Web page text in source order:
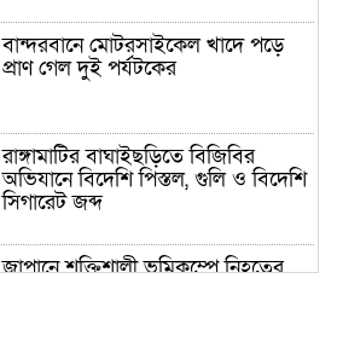
বান্দরবানে মোটরসাইকেল খাদে পড়ে
প্রাণ গেল দুই পর্যটকের
রাঙ্গামাটির বাঘাইছড়িতে বিজিবির
অভিযানে বিদেশি পিস্তল, গুলি ও বিদেশি
সিগারেট জব্দ
জাপানে শক্তিশালী ভূমিকম্পে নিহতের